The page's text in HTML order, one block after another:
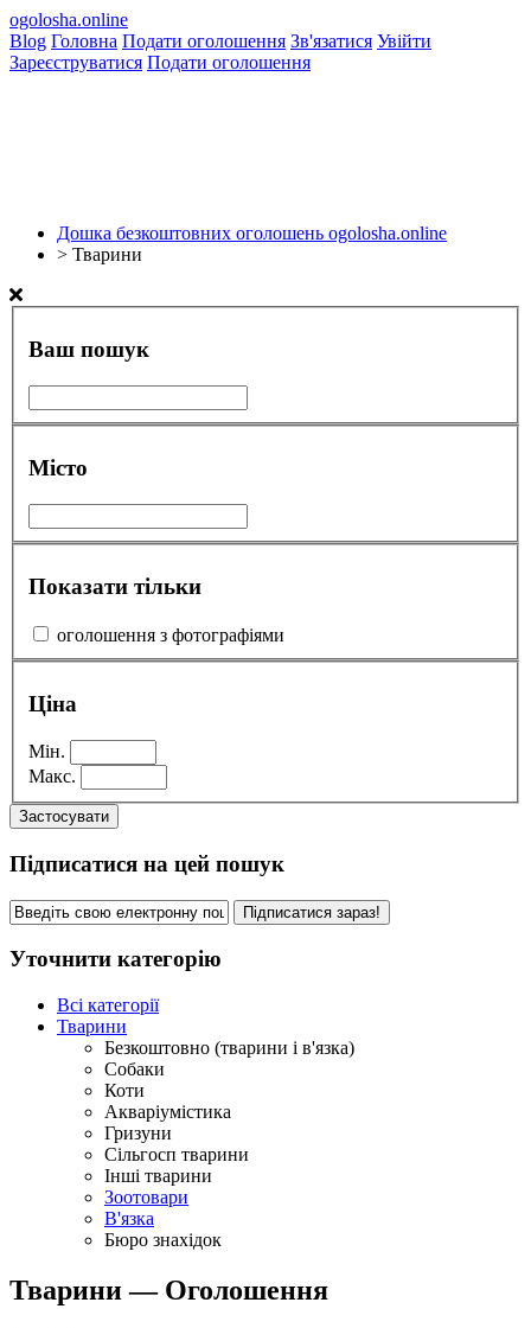
ogolosha.online
Blog Головна Подати оголошення Зв'язатися Увійти
Зареєструватися Подати оголошення
Дошка безкоштовних оголошень ogolosha.online
> Тварини
Ваш пошук
Місто
Показати тільки
оголошення з фотографіями
Ціна
Мін.
Макс.
Застосувати
Підписатися на цей пошук
Підписатися зараз!
Уточнити категорію
Всі категорії
Тварини
Безкоштовно (тварини і в'язка)
Собаки
Коти
Акваріумістика
Гризуни
Сільгосп тварини
Інші тварини
Зоотовари
В'язка
Бюро знахідок
Тварини — Оголошення